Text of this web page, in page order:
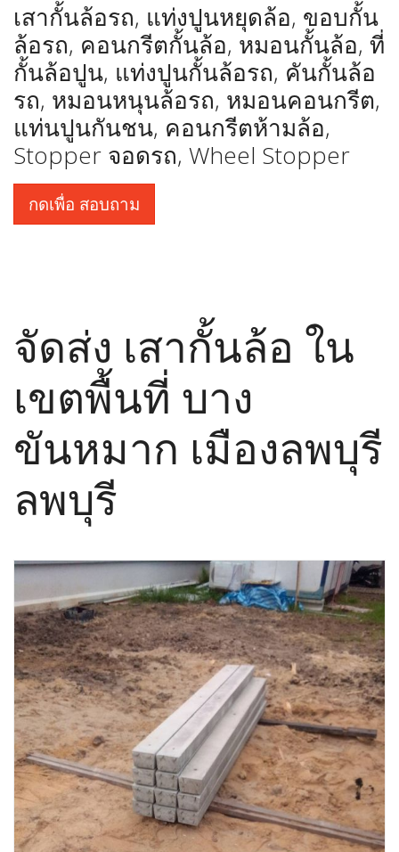
เสากั้นล้อรถ, แท่งปูนหยุดล้อ, ขอบกั้น
ล้อรถ, คอนกรีตกั้นล้อ, หมอนกั้นล้อ, ที่
กั้นล้อปูน, แท่งปูนกั้นล้อรถ, คันกั้นล้อ
รถ, หมอนหนุนล้อรถ, หมอนคอนกรีต,
แท่นปูนกันชน, คอนกรีตห้ามล้อ,
Stopper จอดรถ, Wheel Stopper
กดเพื่อ สอบถาม
จัดส่ง เสากั้นล้อ ใน
เขตพื้นที่ บาง
ขันหมาก เมืองลพบุรี
ลพบุรี